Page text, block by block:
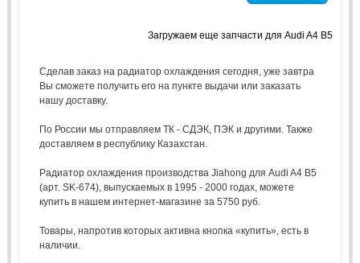
Загружаем еще запчасти для Audi A4 B5
Сделав заказ на радиатор охлаждения сегодня, уже завтра
Вы сможете получить его на пункте выдачи или заказать
нашу доставку.
По России мы отправляем ТК - СДЭК, ПЭК и другими. Также
доставляем в республику Казахстан.
Радиатор охлаждения производства Jiahong для Audi A4 B5
(арт. SK-674), выпускаемых в 1995 - 2000 годах, можете
купить в нашем интернет-магазине за 5750 руб.
Товары, напротив которых активна кнопка «купить», есть в
наличии.